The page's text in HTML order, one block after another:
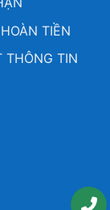
TIỀN
THÔNG TIN